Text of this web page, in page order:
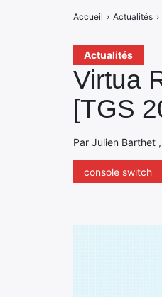
Actualités
Virtua
[TGS
Par Julien Barthet
console switch
Accueil › Actualités ›